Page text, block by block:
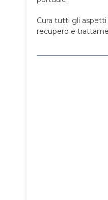
Cura tutti gli
recupero e